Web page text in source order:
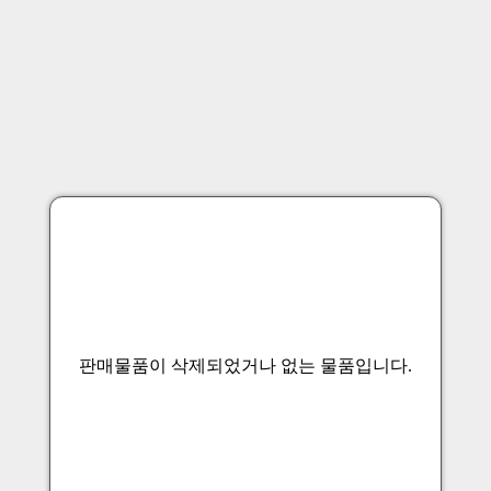
판매물품이 삭제되었거나 없는 물품입니다.